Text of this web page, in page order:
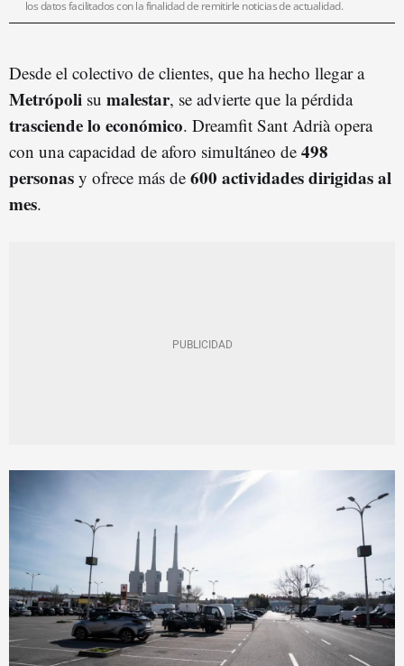
los datos facilitados con la finalidad de remitirle noticias de actualidad.
Desde el colectivo de clientes, que ha hecho llegar a
Metrópoli su malestar, se advierte que la pérdida
trasciende lo económico. Dreamfit Sant Adrià opera
con una capacidad de aforo simultáneo de 498
personas y ofrece más de 600 actividades dirigidas al
mes.